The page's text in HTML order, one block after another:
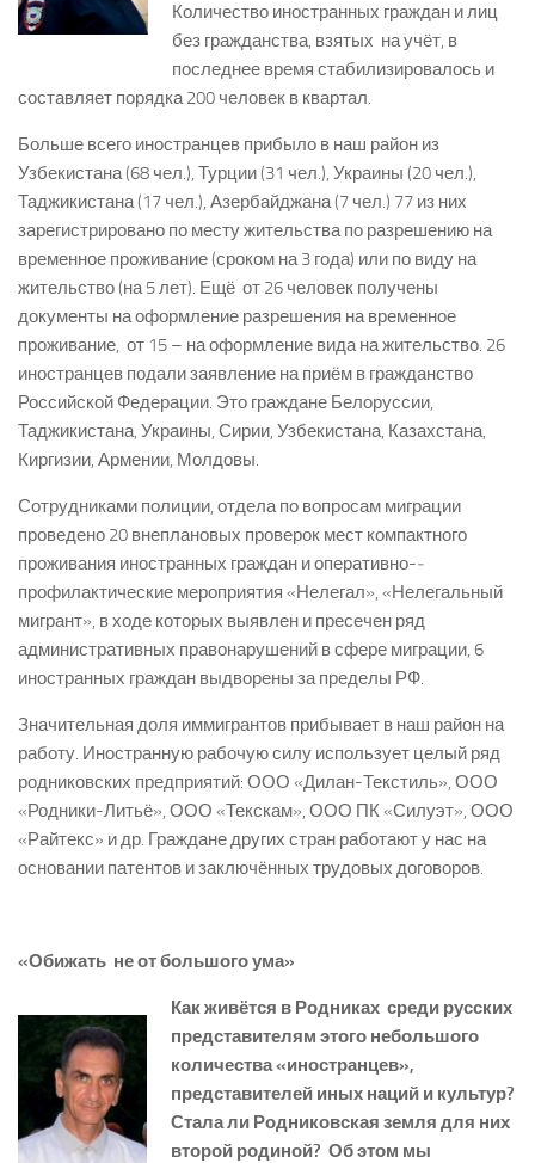
Количество иностранных граждан и лиц
без гражданства, взятых на учёт, в
последнее время стабилизировалось и
составляет порядка 200 человек в квартал.
Больше всего иностранцев прибыло в наш район из
Узбекистана (68 чел.), Турции (31 чел.), Украины (20 чел.),
Таджикистана (17 чел.), Азербайджана (7 чел.) 77 из них
зарегистрировано по месту жительства по разрешению на
временное проживание (сроком на 3 года) или по виду на
жительство (на 5 лет). Ещё от 26 человек получены
документы на оформление разрешения на временное
проживание, от 15 – на оформление вида на жительство. 26
иностранцев подали заявление на приём в гражданство
Российской Федерации. Это граждане Белоруссии,
Таджикистана, Украины, Сирии, Узбекистана, Казахстана,
Киргизии, Армении, Молдовы.
Сотрудниками полиции, отдела по вопросам миграции
проведено 20 внеплановых проверок мест компактного
проживания иностранных граждан и оперативно-­
профилактические мероприятия «Нелегал», «Нелегальный
мигрант», в ходе которых выявлен и пресечен ряд
административных правонарушений в сфере миграции, 6
иностранных граждан выдворены за пределы РФ.
Значительная доля иммигрантов прибывает в наш район на
работу. Иностранную рабочую силу использует целый ряд
родниковских предприятий: ООО «Дилан­-Текстиль», ООО
«Родники-­Литьё», ООО «Текскам», ООО ПК «Силуэт», ООО
«Райтекс» и др. Граждане других стран работают у нас на
основании патентов и заключённых трудовых договоров.
«Обижать ­ не от большого ума»
Как живётся в Родниках среди русских
представителям этого небольшого
количества «иностранцев»,
представителей иных наций и культур?
Стала ли Родниковская земля для них
второй родиной? Об этом мы